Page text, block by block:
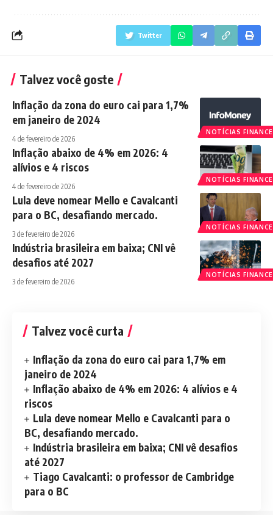
Twitter
Talvez você goste
NOTÍCIAS
Inflação da zona do euro cai para 1,7%
em janeiro de 2024
4 de fevereiro de 2026
NOTÍCIAS
Inflação abaixo de 4% em 2026: 4
alívios e 4 riscos
4 de fevereiro de 2026
NOTÍCIAS
Lula deve nomear Mello e Cavalcanti
para o BC, desafiando mercado.
3 de fevereiro de 2026
NOTÍCIAS
Indústria brasileira em baixa; CNI vê
desafios até 2027
3 de fevereiro de 2026
Talvez você curta
Inflação da zona do euro cai para 1,7% em
janeiro de 2024
Inflação abaixo de 4% em 2026: 4 alívios e 4
riscos
Lula deve nomear Mello e Cavalcanti para o
BC, desafiando mercado.
Indústria brasileira em baixa; CNI vê desafios
até 2027
Tiago Cavalcanti: o professor de Cambridge
para o BC